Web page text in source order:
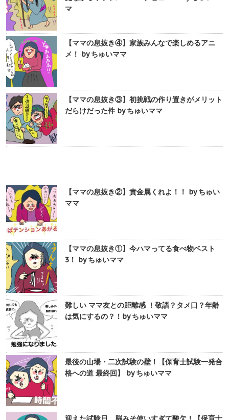
マ
【ママの息抜き④】家族みんなで楽しめるアニ
メ！ by ちゅいママ
【ママの息抜き③】初挑戦の作り置きがメリット
だらけだった件 by ちゅいママ
【ママの息抜き②】貴金属くれよ！！ by ちゅい
ママ
【ママの息抜き①】今ハマってる食べ物ベスト
3！ by ちゅいママ
難しい ママ友との距離感 ！敬語？タメ口？年齢
は気にするの？！by ちゅいママ
最後の山場・二次試験の壁！【保育士試験一発合
格への道 最終回】 by ちゅいママ